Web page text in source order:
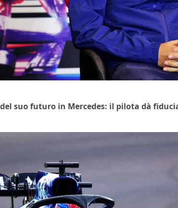
suo futuro in Mercedes: il pilota dà